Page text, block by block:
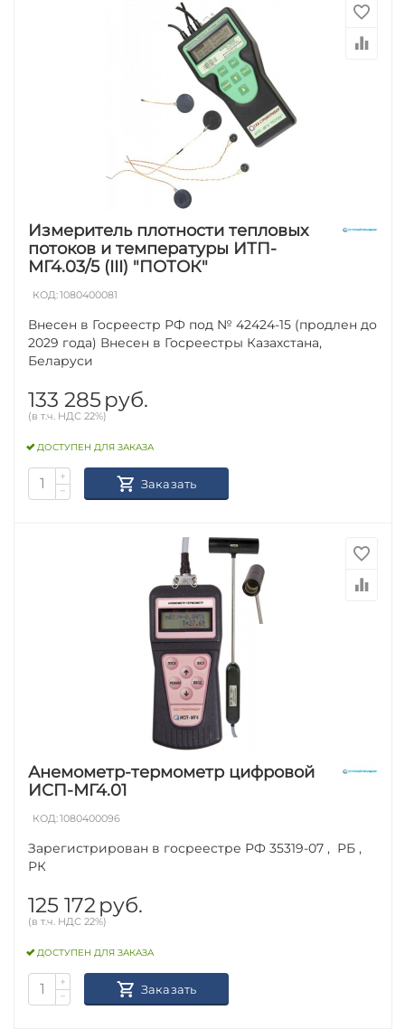
Измеритель плотности тепловых
потоков и температуры ИТП-
МГ4.03/5 (III) "ПОТОК"
КОД:1080400081
Внесен в Госреестр РФ под № 42424-15 (продлен до
2029 года) Внесен в Госреестры Казахстана,
Беларуси
133 285 руб.
(в т.ч. НДС 22%)
ДОСТУПЕН ДЛЯ ЗАКАЗА
+
−
Заказать
Анемометр-термометр цифровой
ИСП-МГ4.01
КОД:1080400096
Зарегистрирован в госреестре РФ 35319-07 , РБ ,
РК
125 172 руб.
(в т.ч. НДС 22%)
ДОСТУПЕН ДЛЯ ЗАКАЗА
+
−
Заказать